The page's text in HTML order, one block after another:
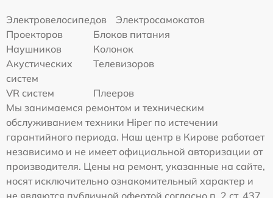
Электровелосипедов
Электросамокатов
Проекторов
Блоков питания
Наушников
Колонок
Акустических
систем
Телевизоров
VR систем
Плееров
Мы занимаемся ремонтом и техническим
обслуживанием техники Hiper по истечении
гарантийного периода. Наш центр в Кирове работает
независимо и не имеет официальной авторизации от
производителя. Цены на ремонт, указанные на сайте,
носят исключительно ознакомительный характер и
не являются публичной офертой согласно п. 2 ст. 437